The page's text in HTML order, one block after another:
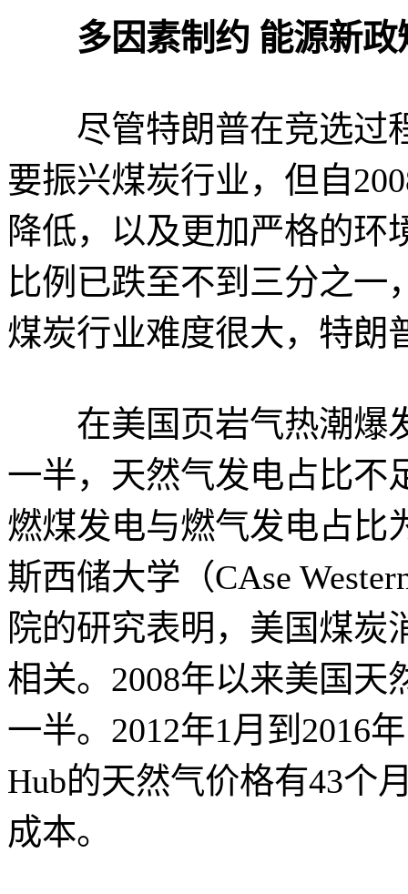
多因素制约 能源新
尽管特朗普在竞选过
要振兴煤炭行业，但自
降低，以及更加严格的环
比例已跌至不到三分之
煤炭行业难度很大，特朗
在美国页岩气热潮爆
一半，天然气发电占比不
燃煤发电与燃气发电占比
斯西储大学（CAse
院的研究表明，美国煤炭
相关。2008年以来美国天
一半。2012年1月到2016
Hub的天然气价格有43个
成本。